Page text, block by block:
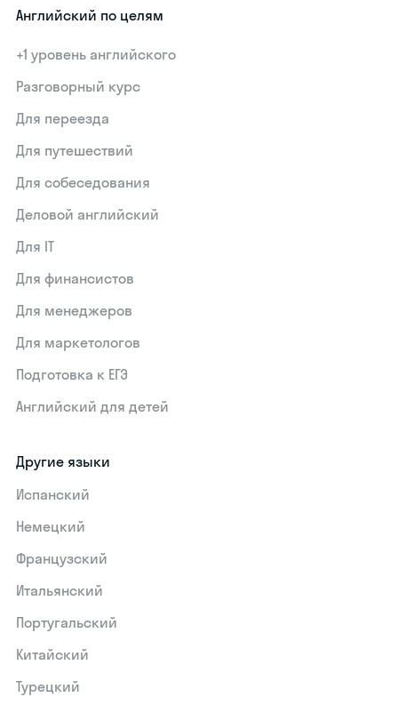
Английский по целям
+1 уровень английского
Разговорный курс
Для переезда
Для путешествий
Для собеседования
Деловой английский
Для IT
Для финансистов
Для менеджеров
Для маркетологов
Подготовка к ЕГЭ
Английский для детей
Другие языки
Испанский
Немецкий
Французский
Итальянский
Португальский
Китайский
Турецкий